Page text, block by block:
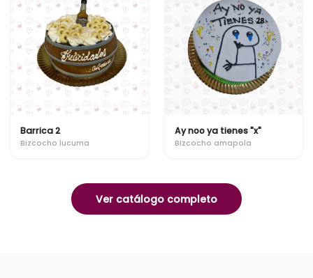
Barrica 2
Bizcocho lucuma
Ay noo ya tienes "x"
Bizcocho amapola
Ver catálogo completo